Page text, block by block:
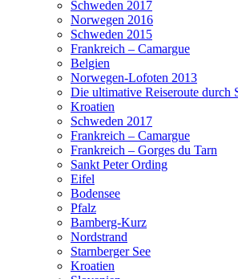
Schweden 2017
Norwegen 2016
Schweden 2015
Frankreich – Camargue
Belgien
Norwegen-Lofoten 2013
Die ultimative Reiseroute durch
Kroatien
Schweden 2017
Frankreich – Camargue
Frankreich – Gorges du Tarn
Sankt Peter Ording
Eifel
Bodensee
Pfalz
Bamberg-Kurz
Nordstrand
Starnberger See
Kroatien